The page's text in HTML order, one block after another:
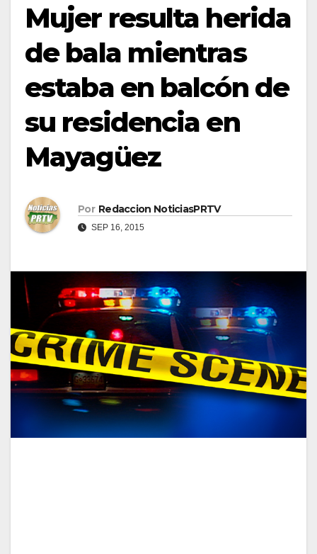
Mujer resulta herida
de bala mientras
estaba en balcón de
su residencia en
Mayagüez
Por Redaccion NoticiasPRTV
SEP 16, 2015